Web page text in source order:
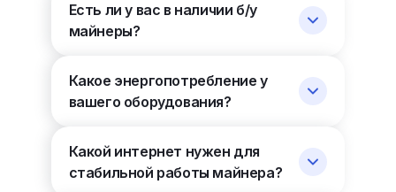
Есть ли у вас в наличии б/у
майнеры?
Какое энергопотребление у
вашего оборудования?
Какой интернет нужен для
стабильной работы майнера?